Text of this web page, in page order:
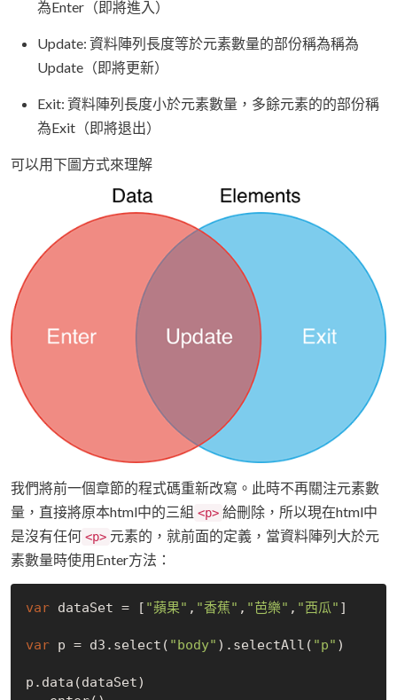
為Enter（即將進入）
Update: 資料陣列長度等於元素數量的部份稱為稱為
Update（即將更新）
Exit: 資料陣列長度小於元素數量，多餘元素的的部份稱
為Exit（即將退出）
可以用下圖方式來理解
我們將前一個章節的程式碼重新改寫。此時不再關注元素數
量，直接將原本html中的三組 <p> 給刪除，所以現在html中
是沒有任何 <p> 元素的，就前面的定義，當資料陣列大於元
素數量時使用Enter方法：
var dataSet = [ "蘋果" , "香蕉" , "芭樂" , "西瓜" ]
var p = d3.select( "body" ).selectAll( "p" )
p.data(dataSet)